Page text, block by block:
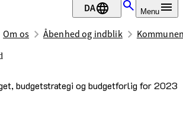
DA Menu
Om os Åbenhed og indblik
budgetstrategi og budgetforlig for 2023
2026